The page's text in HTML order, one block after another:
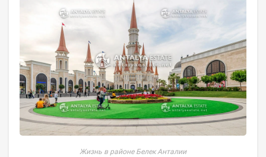
Жизнь в районе Белек Анталии